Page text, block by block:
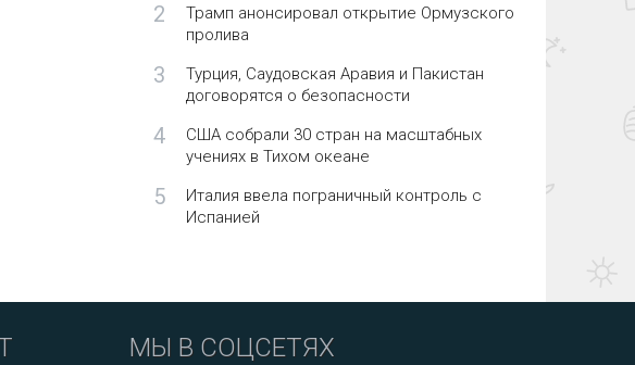
2
Трамп анонсировал открытие Ормузского
пролива
3
Турция, Саудовская Аравия и Пакистан
договорятся о безопасности
4
США собрали 30 стран на масштабных
учениях в Тихом океане
5
Италия ввела пограничный контроль с
Испанией
МЫ В СОЦСЕТЯХ